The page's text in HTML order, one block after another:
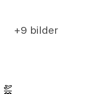
+9 bilder